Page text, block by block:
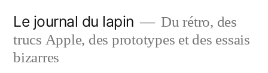
contenu
Le journal du lapin
Du rétro, des
trucs Apple, des prototypes et des essais
bizarres